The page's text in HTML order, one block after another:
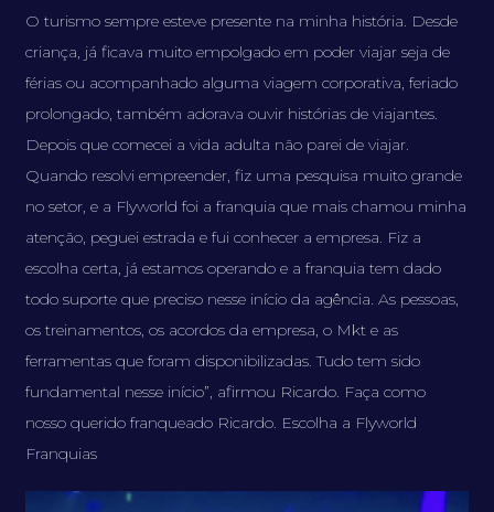
O turismo sempre esteve presente na minha história. Desde
criança, já ficava muito empolgado em poder viajar seja de
férias ou acompanhado alguma viagem corporativa, feriado
prolongado, também adorava ouvir histórias de viajantes.
Depois que comecei a vida adulta não parei de viajar.
Quando resolvi empreender, fiz uma pesquisa muito grande
no setor, e a Flyworld foi a franquia que mais chamou minha
atenção, peguei estrada e fui conhecer a empresa. Fiz a
escolha certa, já estamos operando e a franquia tem dado
todo suporte que preciso nesse início da agência. As pessoas,
os treinamentos, os acordos da empresa, o Mkt e as
ferramentas que foram disponibilizadas. Tudo tem sido
fundamental nesse início”, afirmou Ricardo. Faça como
nosso querido franqueado Ricardo. Escolha a Flyworld
Franquias